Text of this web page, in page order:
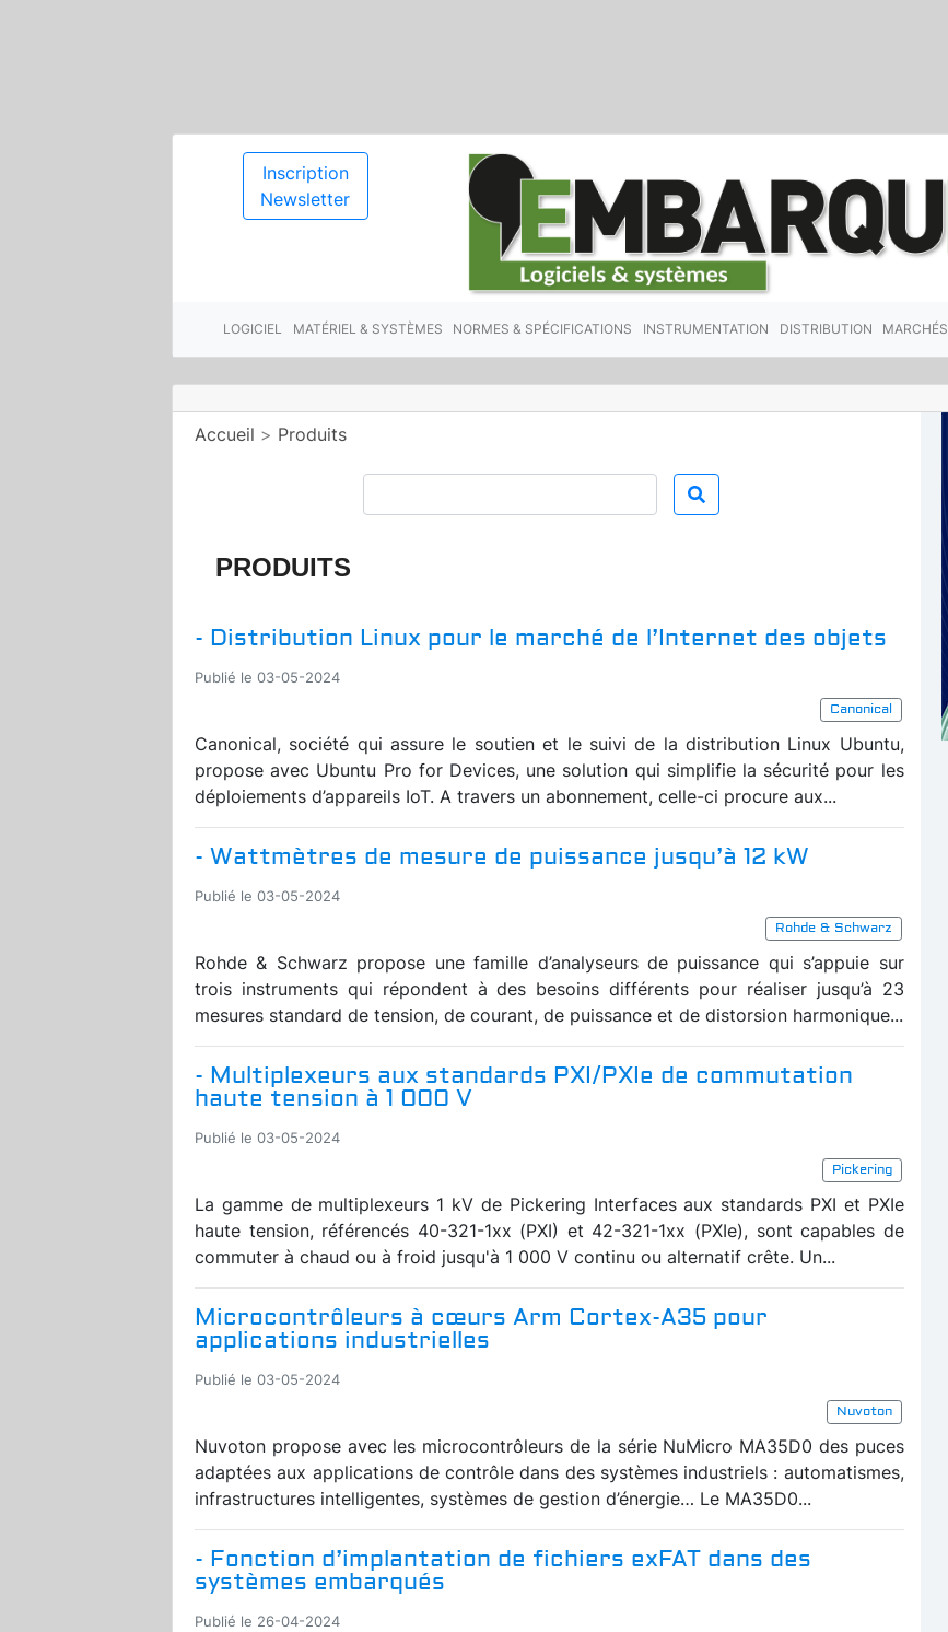
Inscription
Newsletter
LOGICIEL MATÉRIEL & SYSTÈMES NORMES & SPÉCIFICATIONS INSTRUMENTATION DISTRIBUTION MARCHÉS
Accueil > Produits
PRODUITS
- Distribution Linux pour le marché de l’Internet des objets
Publié le 03-05-2024
Canonical
Canonical, société qui assure le soutien et le suivi de la distribution Linux Ubuntu,
propose avec Ubuntu Pro for Devices, une solution qui simplifie la sécurité pour les
déploiements d’appareils IoT. A travers un abonnement, celle-ci procure aux...
- Wattmètres de mesure de puissance jusqu’à 12 kW
Publié le 03-05-2024
Rohde & Schwarz
Rohde & Schwarz propose une famille d’analyseurs de puissance qui s’appuie sur
trois instruments qui répondent à des besoins différents pour réaliser jusqu’à 23
mesures standard de tension, de courant, de puissance et de distorsion harmonique...
- Multiplexeurs aux standards PXI/PXIe de commutation
haute tension à 1 000 V
Publié le 03-05-2024
Pickering
La gamme de multiplexeurs 1 kV de Pickering Interfaces aux standards PXI et PXIe
haute tension, référencés 40-321-1xx (PXI) et 42-321-1xx (PXIe), sont capables de
commuter à chaud ou à froid jusqu'à 1 000 V continu ou alternatif crête. Un...
Microcontrôleurs à cœurs Arm Cortex-A35 pour
applications industrielles
Publié le 03-05-2024
Nuvoton
Nuvoton propose avec les microcontrôleurs de la série NuMicro MA35D0 des puces
adaptées aux applications de contrôle dans des systèmes industriels : automatismes,
infrastructures intelligentes, systèmes de gestion d’énergie… Le MA35D0...
- Fonction d’implantation de fichiers exFAT dans des
systèmes embarqués
Publié le 26-04-2024